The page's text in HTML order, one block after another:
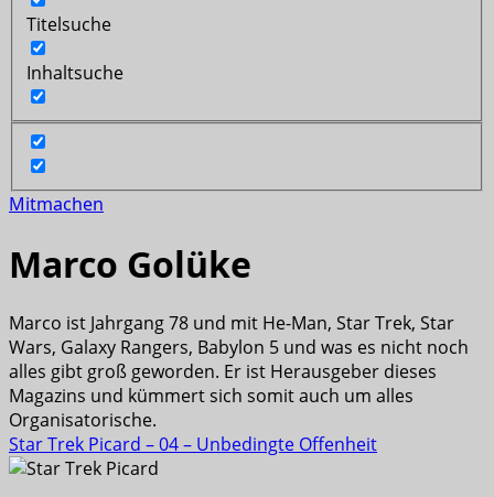
Titelsuche
Inhaltsuche
Mitmachen
Marco Golüke
Marco ist Jahrgang 78 und mit He-Man, Star Trek, Star
Wars, Galaxy Rangers, Babylon 5 und was es nicht noch
alles gibt groß geworden. Er ist Herausgeber dieses
Magazins und kümmert sich somit auch um alles
Organisatorische.
Star Trek Picard – 04 – Unbedingte Offenheit